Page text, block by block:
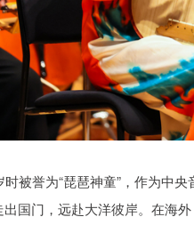
被誉为“琵琶神童”，作为中
国门，远赴大洋彼岸。在海